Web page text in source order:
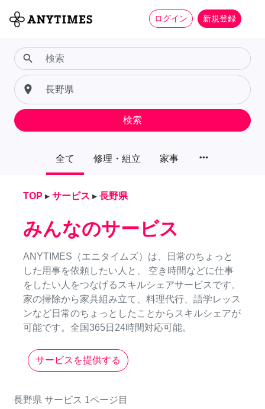
ログイン 新規登録
全て 修理・組立 家事 more_horiz
search
place
検索
TOP ▸ サービス ▸ 長野県
みんなのサービス
ANYTIMES（エニタイムズ）は、日常のちょっと
した用事を依頼したい人と、 空き時間などに仕事
をしたい人をつなげるスキルシェアサービスです。
家の掃除から家具組み立て、料理代行、語学レッス
ンなど日常のちょっとしたことからスキルシェアが
可能です。全国365日24時間対応可能。
サービスを提供する
長野県 サービス 1ページ目